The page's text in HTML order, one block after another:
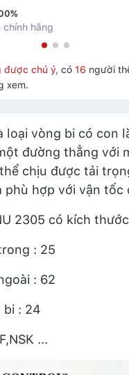
chính hãng
được chú ý, có 16 người
xem.
loại vòng bi có con
đường thẳng với
chịu được tải
phù hợp với vận tốc
2305 có kích
: 25
: 62
bi : 24
...